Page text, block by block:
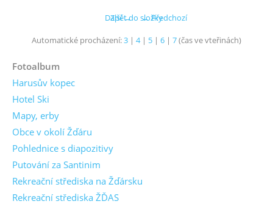
← Předchozí
Další →
Zpět do složky
Automatické procházení:3 | 4| 5 | 6 | 7(čas ve vteřinách)
Fotoalbum
Harusův kopec
Hotel Ski
Mapy, erby
Obce v okolí Žďáru
Pohlednice s diapozitivy
Putování za Santinim
Rekreační střediska na Žďársku
Rekreační střediska ŽĎAS